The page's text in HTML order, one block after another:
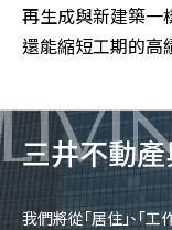
再生成與新建築一
還能縮短工期的高
三井不動
我們將從「居住」、「